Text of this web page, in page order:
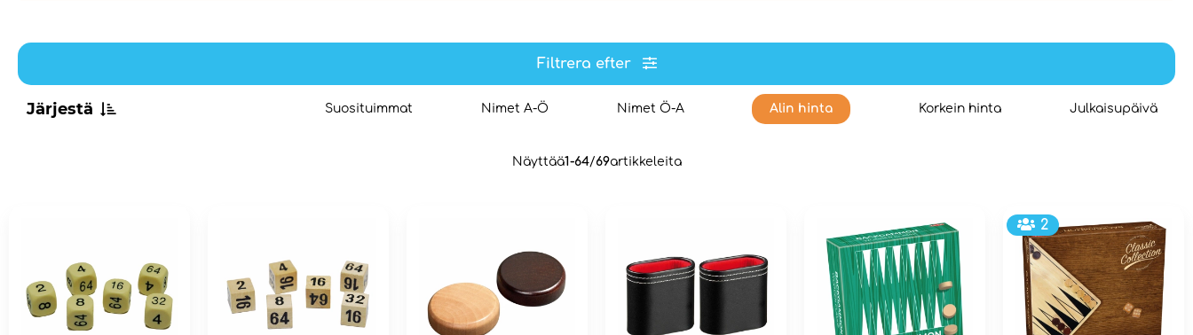
Filtrera efter
Järjestä Suosituimmat Nimet A-Ö Nimet Ö-A Alin hinta Korkein hinta Julkaisupäivä
Näyttää1-64/69artikkeleita
2